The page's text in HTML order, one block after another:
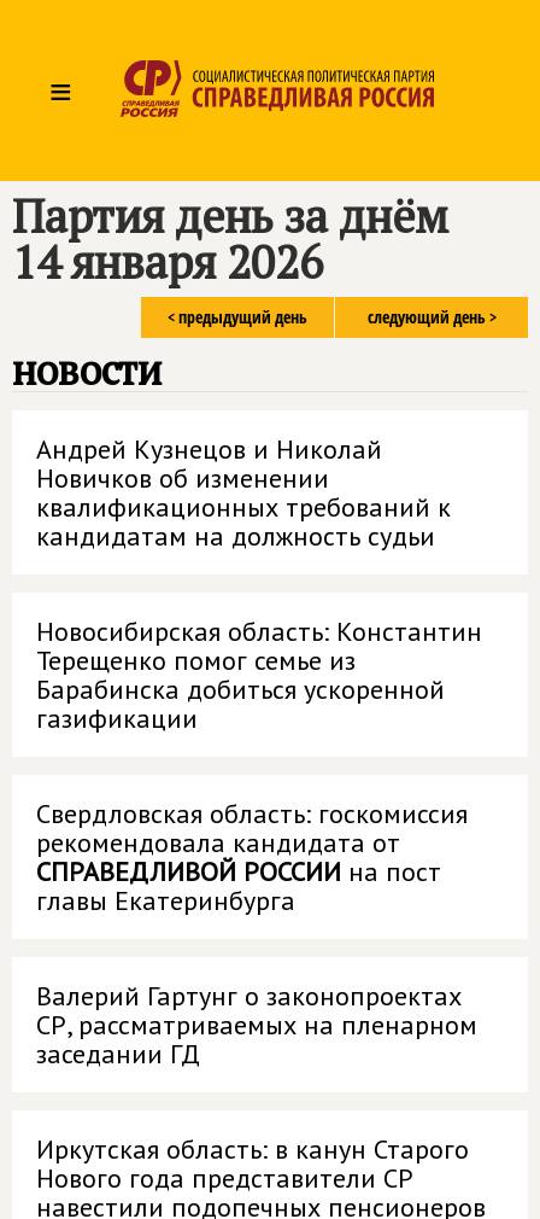
≡
Партия день за днём
14 января 2026
следующий день >
< предыдущий день
новости
Андрей Кузнецов и Николай
Новичков об изменении
квалификационных требований к
кандидатам на должность судьи
Новосибирская область: Константин
Терещенко помог семье из
Барабинска добиться ускоренной
газификации
Свердловская область: госкомиссия
рекомендовала кандидата от
СПРАВЕДЛИВОЙ РОССИИ на пост
главы Екатеринбурга
Валерий Гартунг о законопроектах
СР, рассматриваемых на пленарном
заседании ГД
Иркутская область: в канун Старого
Нового года представители СР
навестили подопечных пенсионеров